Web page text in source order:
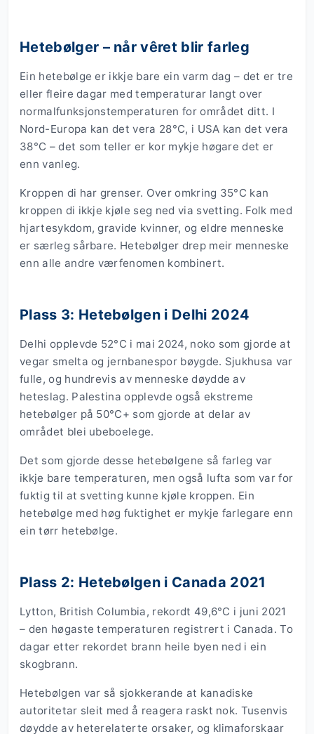
Hetebølger – når vêret blir farleg
Ein hetebølge er ikkje bare ein varm dag – det er tre
eller fleire dagar med temperaturar langt over
normalfunksjonstemperaturen for området ditt. I
Nord-Europa kan det vera 28°C, i USA kan det vera
38°C – det som teller er kor mykje høgare det er
enn vanleg.
Kroppen di har grenser. Over omkring 35°C kan
kroppen di ikkje kjøle seg ned via svetting. Folk med
hjartesykdom, gravide kvinner, og eldre menneske
er særleg sårbare. Hetebølger drep meir menneske
enn alle andre værfenomen kombinert.
Plass 3: Hetebølgen i Delhi 2024
Delhi opplevde 52°C i mai 2024, noko som gjorde at
vegar smelta og jernbanespor bøygde. Sjukhusa var
fulle, og hundrevis av menneske døydde av
heteslag. Palestina opplevde også ekstreme
hetebølger på 50°C+ som gjorde at delar av
området blei ubeboelege.
Det som gjorde desse hetebølgene så farleg var
ikkje bare temperaturen, men også lufta som var for
fuktig til at svetting kunne kjøle kroppen. Ein
hetebølge med høg fuktighet er mykje farlegare enn
ein tørr hetebølge.
Plass 2: Hetebølgen i Canada 2021
Lytton, British Columbia, rekordt 49,6°C i juni 2021
– den høgaste temperaturen registrert i Canada. To
dagar etter rekordet brann heile byen ned i ein
skogbrann.
Hetebølgen var så sjokkerande at kanadiske
autoritetar sleit med å reagera raskt nok. Tusenvis
døydde av heterelaterte orsaker, og klimaforskaar